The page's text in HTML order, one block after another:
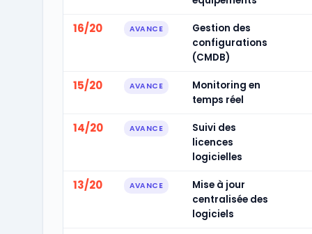
16/20 AVANCE
Gestion des
configurations
(CMDB)
15/20 AVANCE
Monitoring en
temps réel
14/20 AVANCE
Suivi des
licences
logicielles
13/20 AVANCE
Mise à jour
centralisée des
logiciels